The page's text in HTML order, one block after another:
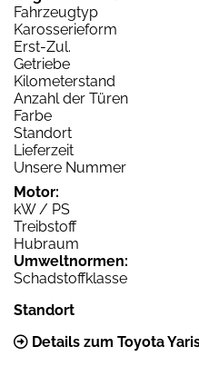
Fahrzeugtyp
Karosserieform
Erst-Zul.
Getriebe
Kilometerstand
Anzahl der Türen
Farbe
Standort
Lieferzeit
Unsere Nummer
Motor:
kW / PS
Treibstoff
Hubraum
Umweltnormen:
Schadstoffklasse
Standort
Details zum Toyota